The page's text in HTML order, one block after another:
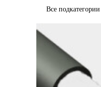
Все